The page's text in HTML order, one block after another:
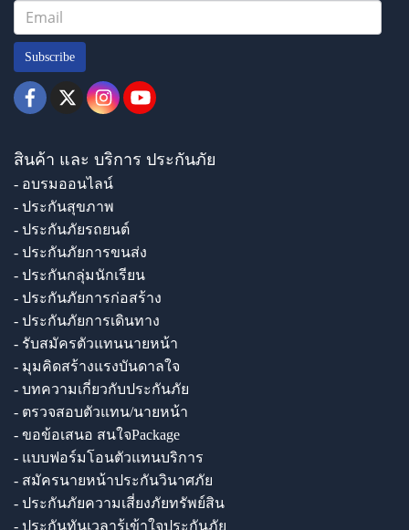
Subscribe
สินค้า และ บริการ ประกันภัย
- อบรมออนไลน์
- ประกันสุขภาพ
- ประกันภัยรถยนต์
- ประกันภัยการขนส่ง
- ประกันกลุ่มนักเรียน
- ประกันภัยการก่อสร้าง
- ประกันภัยการเดินทาง
- รับสมัครตัวแทนนายหน้า
- มุมคิดสร้างแรงบันดาลใจ
- บทความเกี่ยวกับประกันภัย
- ตรวจสอบตัวแทน/นายหน้า
- ขอข้อเสนอ สนใจPackage
- แบบฟอร์มโอนตัวแทนบริการ
- สมัครนายหน้าประกันวินาศภัย
- ประกันภัยความเสี่ยงภัยทรัพย์สิน
- ประกันทันเวลารู้เข้าใจประกันภัย